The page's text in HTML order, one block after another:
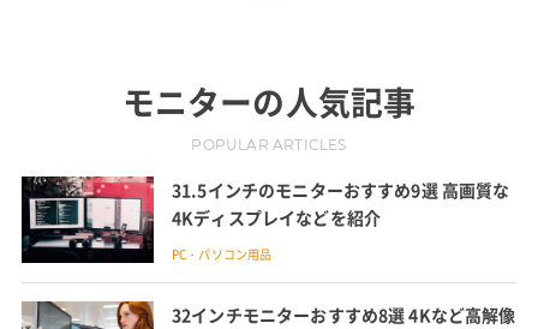
モニターの人気記事
POPULAR ARTICLES
31.5インチのモニターおすすめ9選 高画質な
4Kディスプレイなどを紹介
PC・パソコン用品
32インチモニターおすすめ8選 4Kなど高解像